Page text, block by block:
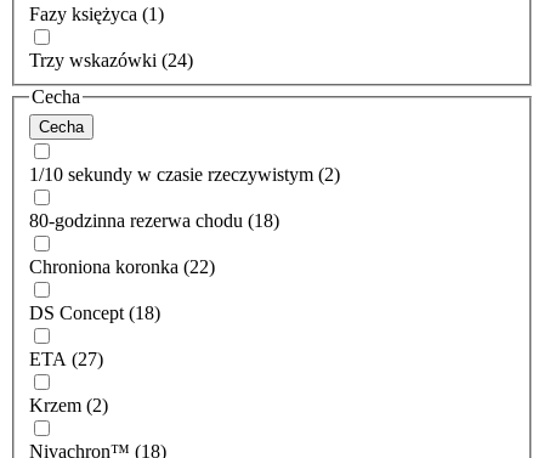
Fazy księżyca (1)
Trzy wskazówki (24)
Cecha
Cecha
1/10 sekundy w czasie rzeczywistym (2)
80-godzinna rezerwa chodu (18)
Chroniona koronka (22)
DS Concept (18)
ETA (27)
Krzem (2)
Nivachron™ (18)